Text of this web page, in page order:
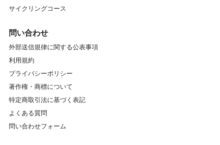
サイクリングコース
問い合わせ
外部送信規律に関する公表事項
利用規約
プライバシーポリシー
著作権・商標について
特定商取引法に基づく表記
よくある質問
問い合わせフォーム